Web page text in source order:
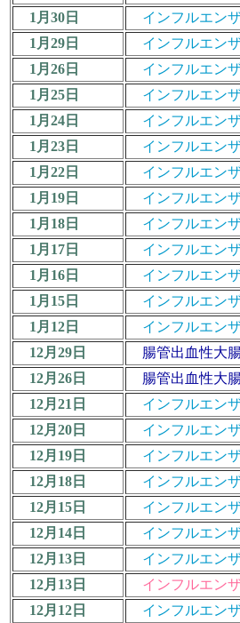
1月30日
インフルエン
1月29日
インフルエン
1月26日
インフルエン
1月25日
インフルエン
1月24日
インフルエン
1月23日
インフルエン
1月22日
インフルエン
1月19日
インフルエン
1月18日
インフルエン
1月17日
インフルエン
1月16日
インフルエン
1月15日
インフルエン
1月12日
インフルエン
12月29日
腸管出血性大
12月26日
腸管出血性大
12月21日
インフルエン
12月20日
インフルエン
12月19日
インフルエン
12月18日
インフルエン
12月15日
インフルエン
12月14日
インフルエン
12月13日
インフルエン
12月13日
インフルエン
12月12日
インフルエン